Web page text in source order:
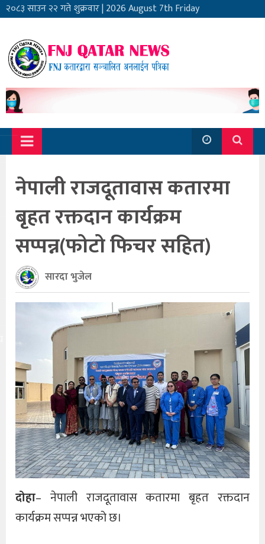
२०८३ साउन २२ गते शुक्रवार|2026 August 7th Friday
नेपाली राजदूतावास कतारमा
बृहत रक्तदान कार्यक्रम
सप्पन्न(फोटो फिचर सहित)
सारदा भुजेल
दोहा– नेपाली राजदूतावास कतारमा बृहत रक्तदान
कार्यक्रम सप्पन्न भएको छ।